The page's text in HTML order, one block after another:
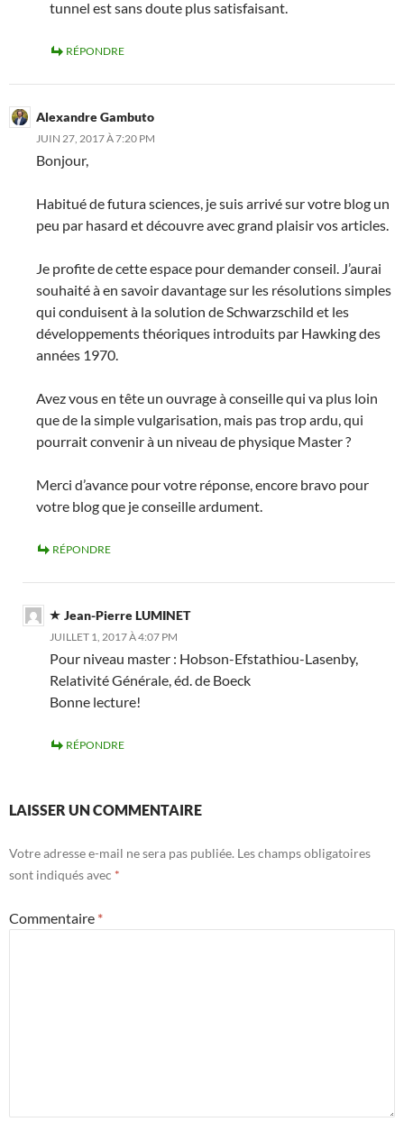
tunnel est sans doute plus satisfaisant.
RÉPONDRE
Alexandre Gambuto
JUIN 27, 2017 À 7:20 PM
Bonjour,
Habitué de futura sciences, je suis arrivé sur votre blog un
peu par hasard et découvre avec grand plaisir vos articles.
Je profite de cette espace pour demander conseil. J’aurai
souhaité à en savoir davantage sur les résolutions simples
qui conduisent à la solution de Schwarzschild et les
développements théoriques introduits par Hawking des
années 1970.
Avez vous en tête un ouvrage à conseille qui va plus loin
que de la simple vulgarisation, mais pas trop ardu, qui
pourrait convenir à un niveau de physique Master ?
Merci d’avance pour votre réponse, encore bravo pour
votre blog que je conseille ardument.
RÉPONDRE
Jean-Pierre LUMINET
JUILLET 1, 2017 À 4:07 PM
Pour niveau master : Hobson-Efstathiou-Lasenby,
Relativité Générale, éd. de Boeck
Bonne lecture!
RÉPONDRE
LAISSER UN COMMENTAIRE
Votre adresse e-mail ne sera pas publiée. Les champs obligatoires
sont indiqués avec *
Commentaire *